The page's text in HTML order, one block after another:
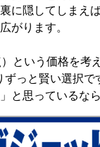
に隠してしまえ
がります。
という価格を考
っと賢い選択
と思っているな